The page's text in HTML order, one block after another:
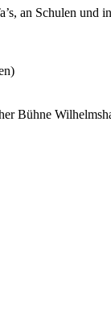
an Schulen und
Bühne